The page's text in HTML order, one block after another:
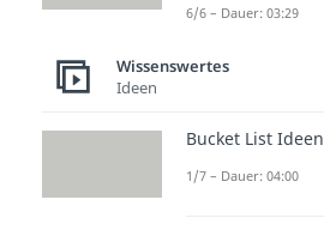
6/6 – Dauer: 03:29
Wissenswertes
Ideen
Bucket List Ideen
1/7 – Dauer: 04:00